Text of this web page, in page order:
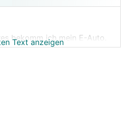
bekomm ich mein E-Auto.
habe ich mir schon
Text anzeigen